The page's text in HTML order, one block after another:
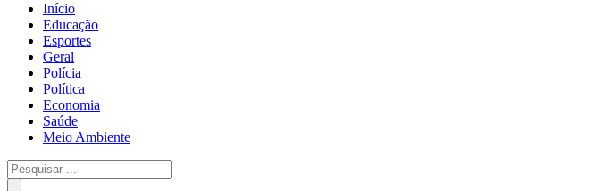
Início
Educação
Esportes
Geral
Polícia
Política
Economia
Saúde
Meio Ambiente
Pesquisar
...